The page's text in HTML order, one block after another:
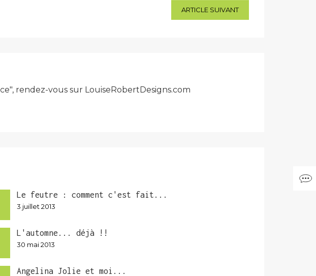
ARTICLE SUIVANT
rendez-vous sur LouiseRobertDesigns.com
Le feutre : comment c'est fait...
3 juillet 2013
L'automne... déjà !!
30 mai 2013
Angelina Jolie et moi...